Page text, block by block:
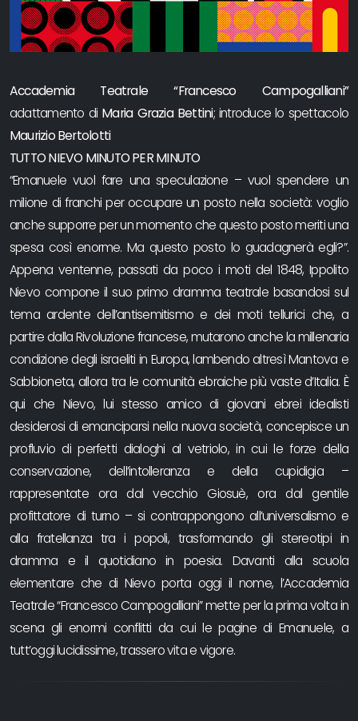
Accademia Teatrale “Francesco Campogalliani”
adattamento di Maria Grazia Bettini; introduce lo spettacolo
Maurizio Bertolotti
TUTTO NIEVO MINUTO PER MINUTO
“Emanuele vuol fare una speculazione – vuol spendere un
milione di franchi per occupare un posto nella società: voglio
anche supporre per un momento che questo posto meriti una
spesa così enorme. Ma questo posto lo guadagnerà egli?”.
Appena ventenne, passati da poco i moti del 1848, Ippolito
Nievo compone il suo primo dramma teatrale basandosi sul
tema ardente dell’antisemitismo e dei moti tellurici che, a
partire dalla Rivoluzione francese, mutarono anche la millenaria
condizione degli israeliti in Europa, lambendo altresì Mantova e
Sabbioneta, allora tra le comunità ebraiche più vaste d’Italia. È
qui che Nievo, lui stesso amico di giovani ebrei idealisti
desiderosi di emanciparsi nella nuova società, concepisce un
profluvio di perfetti dialoghi al vetriolo, in cui le forze della
conservazione, dell’intolleranza e della cupidigia –
rappresentate ora dal vecchio Giosuè, ora dal gentile
profittatore di turno – si contrappongono all’universalismo e
alla fratellanza tra i popoli, trasformando gli stereotipi in
dramma e il quotidiano in poesia. Davanti alla scuola
elementare che di Nievo porta oggi il nome, l’Accademia
Teatrale “Francesco Campogalliani” mette per la prima volta in
scena gli enormi conflitti da cui le pagine di Emanuele, a
tutt’oggi lucidissime, trassero vita e vigore.